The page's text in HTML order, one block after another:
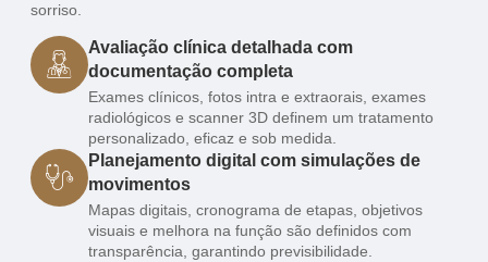
sorriso.
Avaliação clínica detalhada com
documentação completa
Exames clínicos, fotos intra e extraorais, exames
radiológicos e scanner 3D definem um tratamento
personalizado, eficaz e sob medida.
Planejamento digital com simulações de
movimentos
Mapas digitais, cronograma de etapas, objetivos
visuais e melhora na função são definidos com
transparência, garantindo previsibilidade.